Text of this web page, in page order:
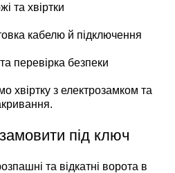
та хвіртки
кабелю й підключення
перевірка безпеки
хвіртку з електрозамком та
під ключ
та відкатні ворота в